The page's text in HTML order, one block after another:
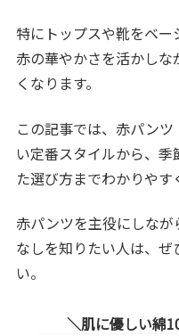
特にトップスや靴をベー
赤の華やかさを活かし
くなります。
この記事では、赤パンツ
い定番スタイルから、
た選び方までわかりやす
赤パンツを主役にしな
なしを知りたい人は、
い。
肌に優しい綿